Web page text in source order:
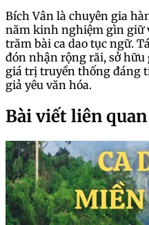
Bích Vân là chuyên gia
năm kinh nghiệm gìn giữ
trăm bài ca dao tục ngữ.
đón nhận rộng rãi, sở
giá trị truyền thống đáng
giả yêu văn hóa.
Bài viết liên quan